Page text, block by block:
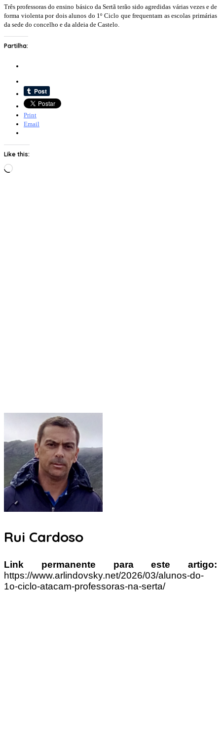
Três professoras do ensino básico da Sertã terão sido agredidas várias vezes e de
forma violenta por dois alunos do 1º Ciclo que frequentam as escolas primárias
da sede do concelho e da aldeia de Castelo.
Partilha:
Print
Email
Like this:
Loading…
Rui Cardoso
Link permanente para este artigo:
https://www.arlindovsky.net/2026/03/alunos-do-
1o-ciclo-atacam-professoras-na-serta/